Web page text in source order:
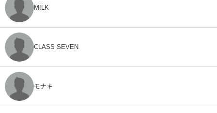
M!LK
CLASS SEVEN
モナキ